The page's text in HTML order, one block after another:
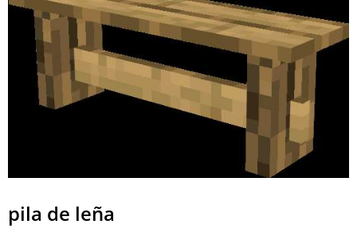
pila de leña